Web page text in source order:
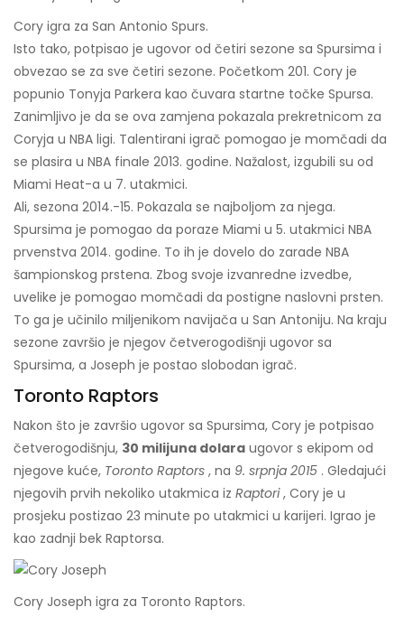
Cory igra za San Antonio Spurs.
Isto tako, potpisao je ugovor od četiri sezone sa Spursima i
obvezao se za sve četiri sezone. Početkom 201. Cory je
popunio Tonyja Parkera kao čuvara startne točke Spursa.
Zanimljivo je da se ova zamjena pokazala prekretnicom za
Coryja u NBA ligi. Talentirani igrač pomogao je momčadi da
se plasira u NBA finale 2013. godine. Nažalost, izgubili su od
Miami Heat-a u 7. utakmici.
Ali, sezona 2014.-15. Pokazala se najboljom za njega.
Spursima je pomogao da poraze Miami u 5. utakmici NBA
prvenstva 2014. godine. To ih je dovelo do zarade NBA
šampionskog prstena. Zbog svoje izvanredne izvedbe,
uvelike je pomogao momčadi da postigne naslovni prsten.
To ga je učinilo miljenikom navijača u San Antoniju. Na kraju
sezone završio je njegov četverogodišnji ugovor sa
Spursima, a Joseph je postao slobodan igrač.
Toronto Raptors
Nakon što je završio ugovor sa Spursima, Cory je potpisao
četverogodišnju, 30 milijuna dolara ugovor s ekipom od
njegove kuće, Toronto Raptors , na 9. srpnja 2015 . Gledajući
njegovih prvih nekoliko utakmica iz Raptori, Cory je u
prosjeku postizao 23 minute po utakmici u karijeri. Igrao je
kao zadnji bek Raptorsa.
Cory Joseph igra za Toronto Raptors.